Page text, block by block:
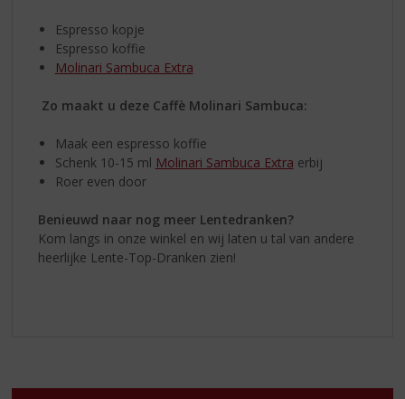
Espresso kopje
Espresso koffie
Molinari Sambuca Extra
Zo maakt u deze Caffè Molinari Sambuca:
Maak een espresso koffie
Schenk 10-15 ml Molinari Sambuca Extra erbij
Roer even door
Benieuwd naar nog meer Lentedranken?
Kom langs in onze winkel en wij laten u tal van andere
heerlijke Lente-Top-Dranken zien!